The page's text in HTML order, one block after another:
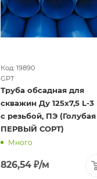
Код: 19890
GPT
Труба обсадная для
скважин Ду 125х7,5 L-3 м.
с резьбой, ПЭ (Голубая -
ПЕРВЫЙ СОРТ)
Много
826,54 ₽/м